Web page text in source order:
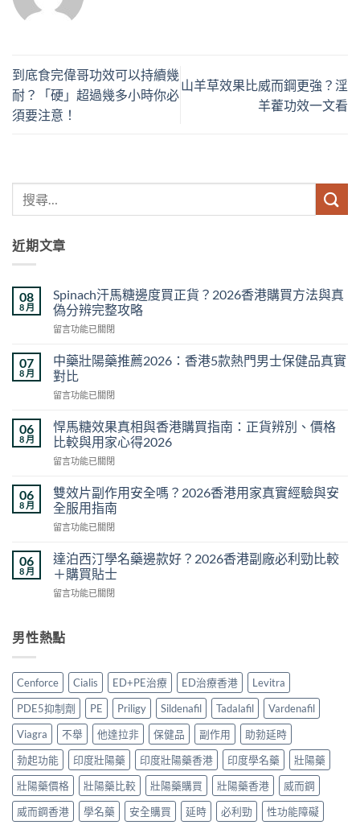
到底食完偉哥功效可以持續幾
耐？「硬」超過幾多小時你必
須要注意！
山羊草效果比威而鋼更強？淫
羊藿功效一文看
近期文章
08
8 月
Spinach汗馬糖邊度買正貨？2026香港購買方法與真
偽分辨完整攻略
在
汗
馬
糖
邊
買
正
貨？
2026
港
購
方
與
真
偽
完
整
略〉
中
留言功能已關閉
07
8 月
中藥壯陽藥推薦2026：香港5款熱門男士保健品真實
對比
在
藥
壯
陽
藥
薦
2026：
港
款
熱
男
健
實
對
比〉
中
留言功能已關閉
06
8 月
悍馬糖效果真相與香港購買指南：正貨辨別、價格
比較與用家心得2026
在
馬
糖
效
果
相
與
港
指
貨
辨
別、
價
比
較
與
用
家
心
留言功能已關閉
06
8 月
雙效片副作用安全嗎？2026香港用家真實經驗與安
全服用指南
在
效
片
副
作
全
港
用
家
實
經
驗
與
安
全
留言功能已關閉
06
8 月
達泊西汀學名藥邊款好？2026香港副廠必利勁比較
＋購買貼士
在
西
汀
名
藥
邊
款
好？
2026
香
港
副
廠
必
留言功能已關閉
男性熱點
Cenforce Cialis ED+PE治療 ED治療香港
Levitra
PDE5抑制劑
PE Priligy Sildenafil Tadalafil
Vardenafil
Viagra
不舉 他達拉非 保健品 副作用
助勃延時
勃起功能
印度壯陽藥 印度壯陽藥香港 印度學名藥
壯陽藥
壯陽藥價格
壯陽藥比較 壯陽藥購買 壯陽藥香港
威而鋼
威而鋼香港
學名藥 安全購買 延時 必利勁 性功能障礙